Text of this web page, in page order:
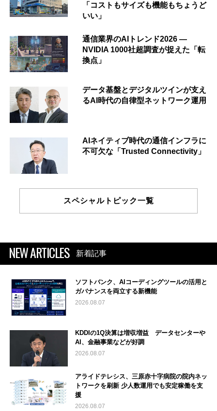
「コストもサイズも機能もちょうど
いい」
通信業界のAIトレンド2026 ―
NVIDIA 1000社超調査が捉えた「転
換点」
データ基盤とデジタルツインが支え
るAI時代の自律型ネットワーク運用
AIネイティブ時代の通信インフラに
不可欠な「Trusted Connectivity」
スペシャルトピック一覧
NEW ARTICLES 新着記事
ソフトバンク、AIコーディングツールの活用と
ガバナンスを両立する新機能
2026.08.07
KDDIの1Q決算は増収増益 データセンターや
AI、金融事業などが好調
2026.08.07
アライドテレシス、三原赤十字病院の院内ネッ
トワークを刷新 少人数運用でも安定稼働を支
援
2026.08.07